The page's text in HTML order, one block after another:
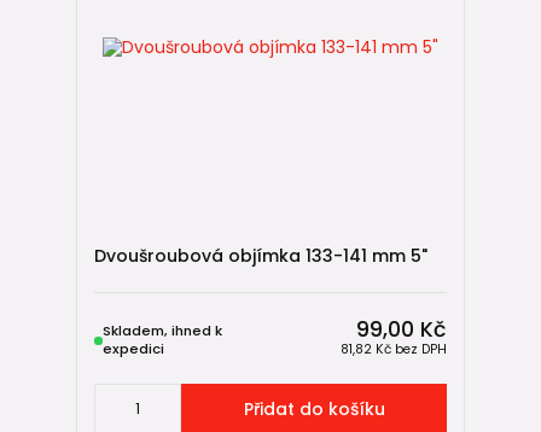
Dvoušroubová objímka 133-141 mm 5"
99,00 Kč
81,82 Kč bez DPH
Skladem, ihned k
expedici
Přidat do košíku